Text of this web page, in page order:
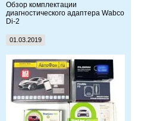
Обзор комплектации
диагностического адаптера Wabco
Di-2
01.03.2019